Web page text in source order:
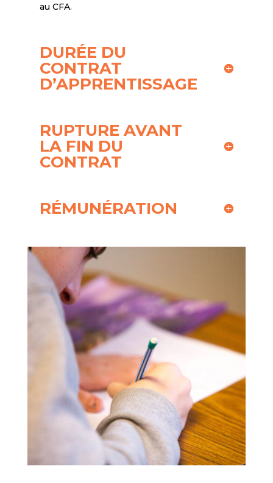
au CFA.
DURÉE DU
CONTRAT
D’APPRENTISSAGE
RUPTURE AVANT
LA FIN DU
CONTRAT
RÉMUNÉRATION